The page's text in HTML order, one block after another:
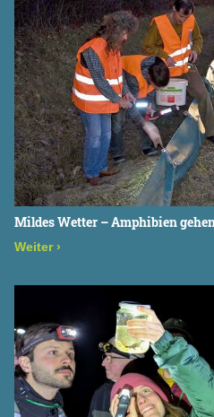
Mildes Wetter – Amphibien
Weiter ›